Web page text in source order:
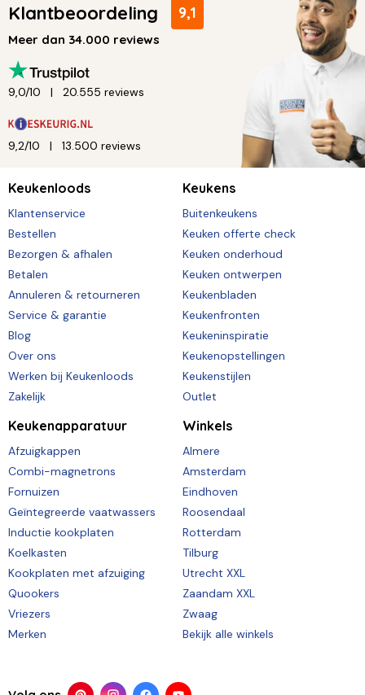
Klantbeoordeling 9,1
Meer dan 34.000 reviews
9,0/10 20.555 reviews
9,2/10 13.500 reviews
Keukenloods
Klantenservice
Bestellen
Bezorgen & afhalen
Betalen
Annuleren & retourneren
Service & garantie
Blog
Over ons
Werken bij Keukenloods
Zakelijk
Keukens
Buitenkeukens
Keuken offerte check
Keuken onderhoud
Keuken ontwerpen
Keukenbladen
Keukenfronten
Keukeninspiratie
Keukenopstellingen
Keukenstijlen
Outlet
Keukenapparatuur
Afzuigkappen
Combi-magnetrons
Fornuizen
Geïntegreerde vaatwassers
Inductie kookplaten
Koelkasten
Kookplaten met afzuiging
Quookers
Vriezers
Merken
Winkels
Almere
Amsterdam
Eindhoven
Roosendaal
Rotterdam
Tilburg
Utrecht XXL
Zaandam XXL
Zwaag
Bekijk alle winkels